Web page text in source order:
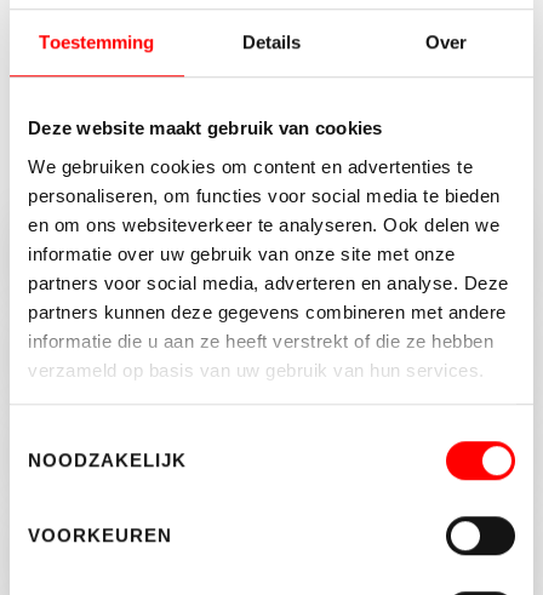
Toestemming Details Over
Deze website maakt gebruik van cookies
We gebruiken cookies om content en advertenties te
personaliseren, om functies voor social media te bieden
en om ons websiteverkeer te analyseren. Ook delen we
informatie over uw gebruik van onze site met onze
partners voor social media, adverteren en analyse. Deze
partners kunnen deze gegevens combineren met andere
informatie die u aan ze heeft verstrekt of die ze hebben
verzameld op basis van uw gebruik van hun services.
NOODZAKELIJK
VOORKEUREN
BEKIJK HET TOTALE WOONAANBOD
Onze diensten
Woning verkopen
Woning kopen
Woning verhuren
Taxaties